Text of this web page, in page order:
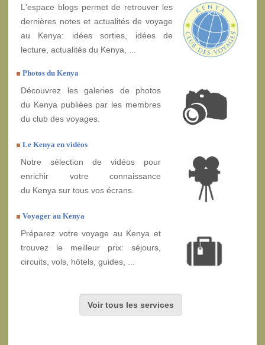
L'espace blogs permet de retrouver les
dernières notes et actualités de voyage
au Kenya: idées sorties, idées de
lecture, actualités du Kenya, ...
Photos du Kenya
Découvrez les galeries de photos
du Kenya publiées par les membres
du club des voyages.
Le Kenya en vidéos
Notre sélection de vidéos pour
enrichir votre connaissance
du Kenya sur tous vos écrans.
Voyager au Kenya
Préparez votre voyage au Kenya et
trouvez le meilleur prix: séjours,
circuits, vols, hôtels, guides, ...
Voir tous les services